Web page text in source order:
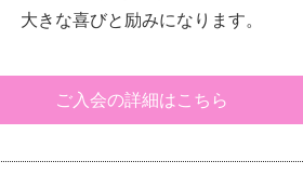
大きな喜びと励みになります。
ご入会の詳細はこちら